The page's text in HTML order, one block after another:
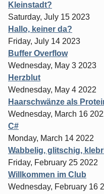
Kleinstadt?
Saturday, July 15 2023
Hallo, keiner da?
Friday, July 14 2023
Buffer Overflow
Wednesday, May 3 2023
Herzblut
Wednesday, May 4 2022
Haarschwänze als
Wednesday, March 16
C#
Monday, March 14 2022
Wabbelig, glitschig,
Friday, February 25 2022
Willkommen im Club
Wednesday, February 16